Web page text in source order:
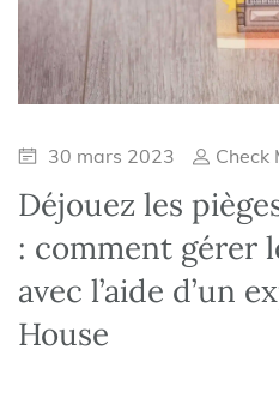
30 mars 2023 Check
Déjouez les
: comment gérer
avec l’aide d’un
House